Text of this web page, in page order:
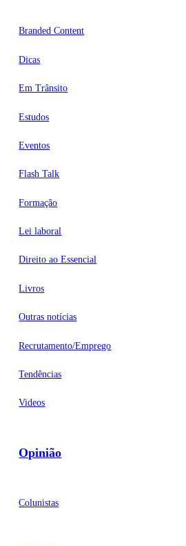
Branded Content
Dicas
Em Trânsito
Estudos
Eventos
Flash Talk
Formação
Lei laboral
Direito ao Essencial
Livros
Outras notícias
Recrutamento/Emprego
Tendências
Videos
Opinião
Colunistas